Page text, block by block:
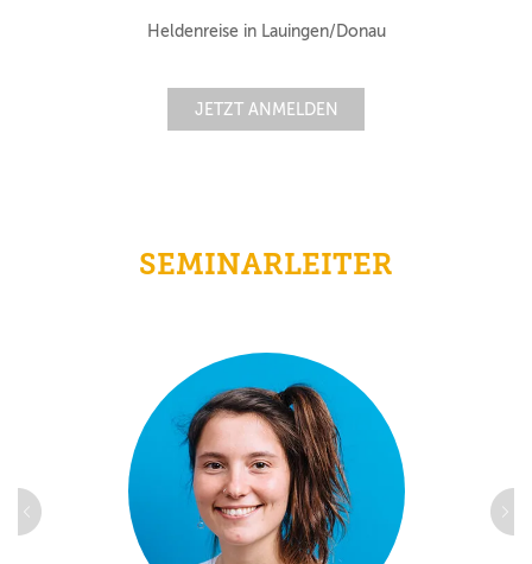
Heldenreise in Lauingen/Donau
JETZT ANMELDEN
SEMINARLEITER